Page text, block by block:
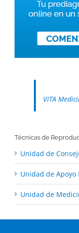
VITA
Técnicas de
Unidad de
Unidad de Apoyo
Unidad de